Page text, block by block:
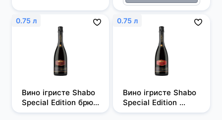
0.75 л
Вино ігристе Shabo
Special Edition брют
червоне 0.75 л
0.75 л
Вино ігристе Shabo
Special Edition
напівсолодке